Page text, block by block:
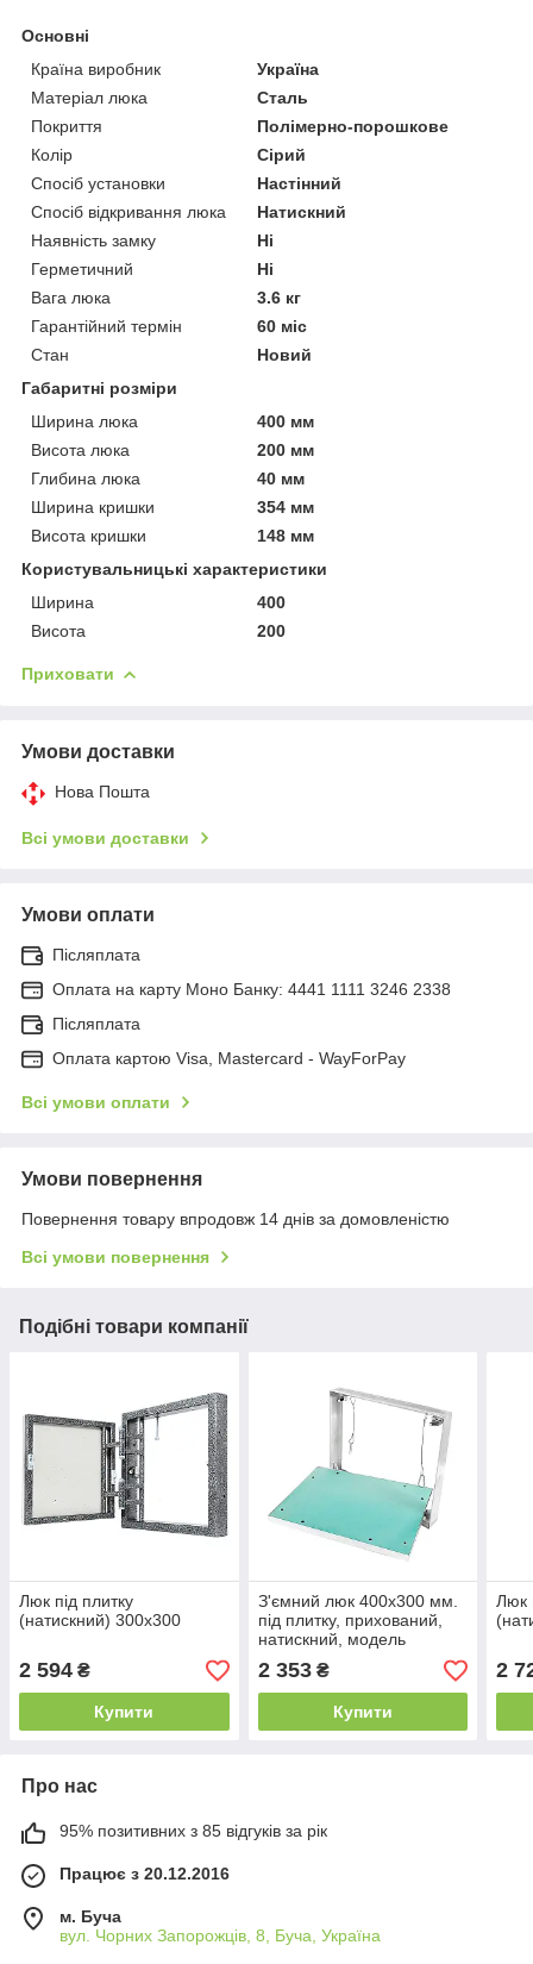
Основні
Країна виробник
Україна
Матеріал люка
Сталь
Покриття
Полімерно-порошкове
Колір
Сірий
Спосіб установки
Настінний
Спосіб відкривання люка
Натискний
Наявність замку
Ні
Герметичний
Ні
Вага люка
3.6 кг
Гарантійний термін
60 міс
Стан
Новий
Габаритні розміри
Ширина люка
400 мм
Висота люка
200 мм
Глибина люка
40 мм
Ширина кришки
354 мм
Висота кришки
148 мм
Користувальницькі характеристики
Ширина
400
Висота
200
Приховати
Умови доставки
Нова Пошта
Всі умови доставки
Умови оплати
Післяплата
Оплата на карту Моно Банку: 4441 1111 3246 2338
Післяплата
Оплата картою Visa, Mastercard - WayForPay
Всі умови оплати
Умови повернення
Повернення товару впродовж 14 днів за домовленістю
Всі умови повернення
Подібні товари компанії
Люк під плитку
(натискний) 300х300
2 594 ₴
Купити
З'ємний люк 400х300 мм.
під плитку, прихований,
натискний, модель
"Universal".
2 353₴
Купити
Люк
2
Про нас
95% позитивних з 85 відгуків за рік
Працює з 20.12.2016
м. Буча
вул. Чорних Запорожців, 8, Буча, Україна